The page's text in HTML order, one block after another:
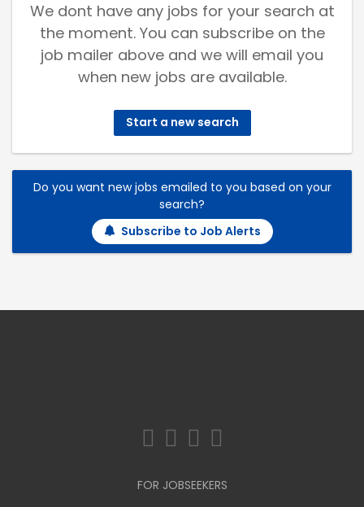
We dont have any jobs for your search at
the moment. You can subscribe on the
job mailer above and we will email you
when new jobs are available.
Start a new search
Do you want new jobs emailed to you based on your
search?
Subscribe to Job Alerts
FOR JOBSEEKERS